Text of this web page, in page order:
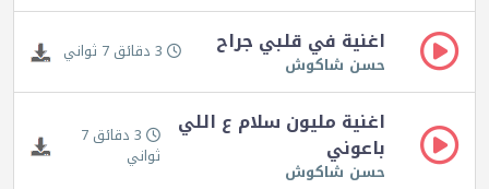
اغنية في قلبي جراح
حسن شاكوش 3 دقائق 7 ثواني
اغنية مليون سلام ع اللي
باعوني
حسن شاكوش
3 دقائق 7
ثواني